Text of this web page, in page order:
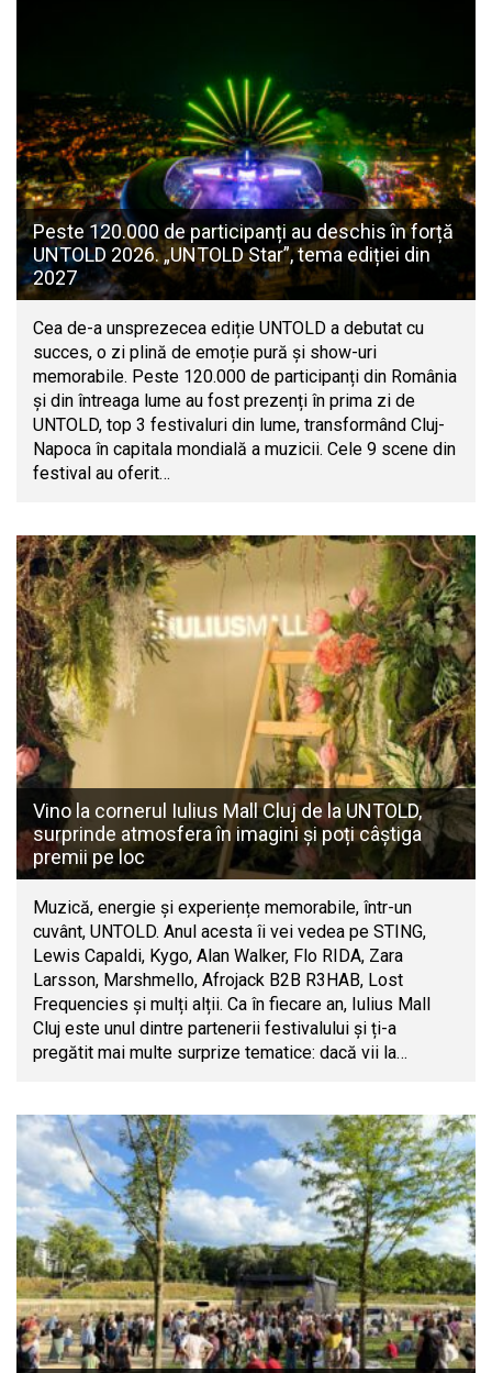
Peste 120.000 de participanți au deschis în forță
UNTOLD 2026. „UNTOLD Star”, tema ediției din
2027
Cea de-a unsprezecea ediție UNTOLD a debutat cu
succes, o zi plină de emoție pură și show-uri
memorabile. Peste 120.000 de participanți din România
și din întreaga lume au fost prezenți în prima zi de
UNTOLD, top 3 festivaluri din lume, transformând Cluj-
Napoca în capitala mondială a muzicii. Cele 9 scene din
festival au oferit…
Vino la cornerul Iulius Mall Cluj de la UNTOLD,
surprinde atmosfera în imagini și poți câștiga
premii pe loc
Muzică, energie și experiențe memorabile, într-un
cuvânt, UNTOLD. Anul acesta îi vei vedea pe STING,
Lewis Capaldi, Kygo, Alan Walker, Flo RIDA, Zara
Larsson, Marshmello, Afrojack B2B R3HAB, Lost
Frequencies și mulți alții. Ca în fiecare an, Iulius Mall
Cluj este unul dintre partenerii festivalului și ți-a
pregătit mai multe surprize tematice: dacă vii la…